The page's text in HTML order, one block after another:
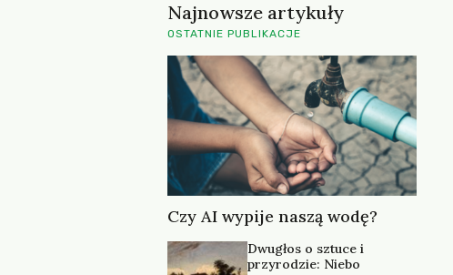
Najnowsze artykuły
OSTATNIE PUBLIKACJE
Czy AI wypije naszą wodę?
Dwugłos o sztuce i
przyrodzie: Niebo